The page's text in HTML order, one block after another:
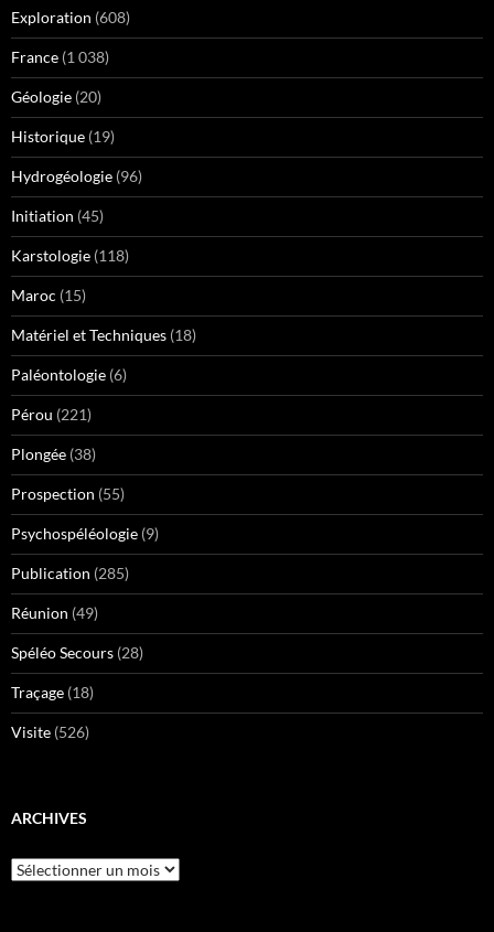
Exploration (608)
France (1 038)
Géologie (20)
Historique (19)
Hydrogéologie (96)
Initiation (45)
Karstologie (118)
Maroc (15)
Matériel et Techniques (18)
Paléontologie (6)
Pérou (221)
Plongée (38)
Prospection (55)
Psychospéléologie (9)
Publication (285)
Réunion (49)
Spéléo Secours (28)
Traçage (18)
Visite (526)
ARCHIVES
Archives